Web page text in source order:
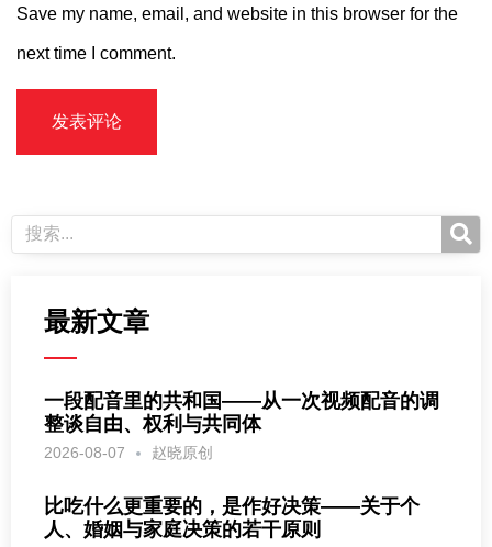
Save my name, email, and website in this browser for the
next time I comment.
最新文章
一段配音里的共和国——从一次视频配音的调
整谈自由、权利与共同体
2026-08-07 赵晓原创
比吃什么更重要的，是作好决策——关于个
人、婚姻与家庭决策的若干原则